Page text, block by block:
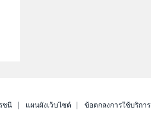
ชนี แผนผังเว็บไซต์ ข้อตกลงการใช้บริการ